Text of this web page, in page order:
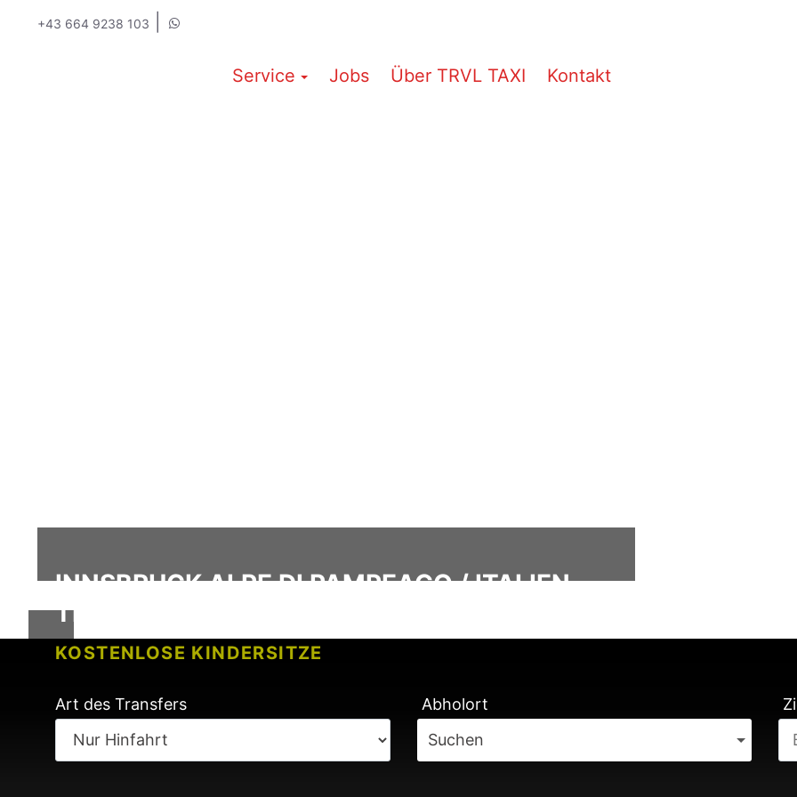
+43 664 9238 103
Service Jobs Über TRVL TAXI Kontakt
KOSTENLOSE KINDERSITZE
KEINE GEBÜHREN BEI FLUGVERSPÄTUNG
Art des Transfers
Abholort
Suchen
INNSBRUCK ALPE DI PAMPEAGO / ITALIEN
TRANSFER SERVICE